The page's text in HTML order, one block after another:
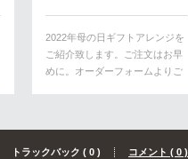
2022年母の日ギフトアレンジを
ご紹介致します。ご注文はお早
めに。オーダーフォームよりご
トラックバック ( 0 ) コメント ( 0 )